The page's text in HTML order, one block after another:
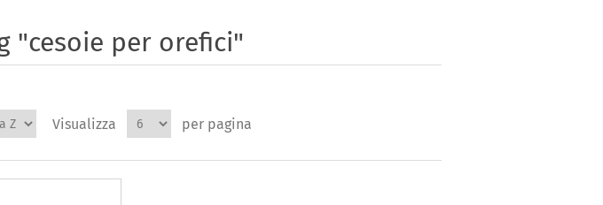
"cesoie per orefici"
Visualizza per pagina